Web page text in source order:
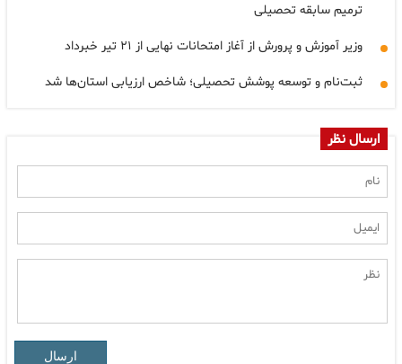
ترمیم سابقه تحصیلی
وزیر آموزش و پرورش از آغاز امتحانات نهایی از ۲۱ تیر خبرداد
ثبت‌نام و توسعه پوشش تحصیلی؛ شاخص ارزیابی استان‌ها شد
ارسال نظر
ارسال